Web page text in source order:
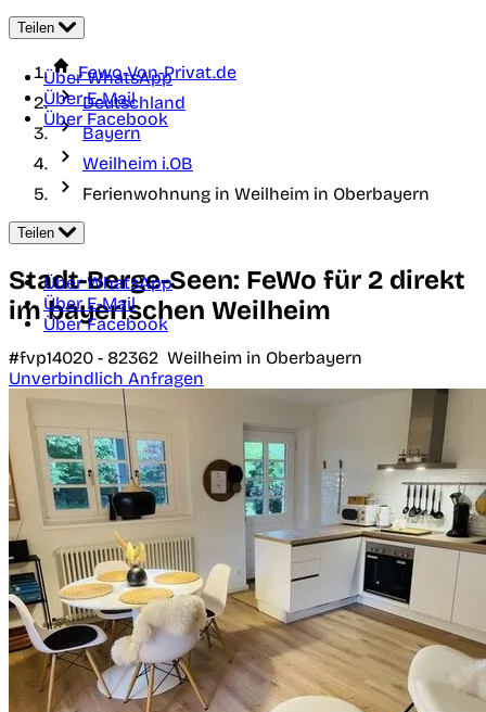
Teilen
Über WhatsApp
Über E-Mail
Über Facebook
Fewo-Von-Privat.de
Deutschland
Bayern
Weilheim i.OB
Ferienwohnung in Weilheim in Oberbayern
Teilen
Über WhatsApp
Über E-Mail
Über Facebook
Stadt-Berge-Seen: FeWo für 2 direkt
im bayerischen Weilheim
#fvp14020 - 82362 Weilheim in Oberbayern
Unverbindlich Anfragen